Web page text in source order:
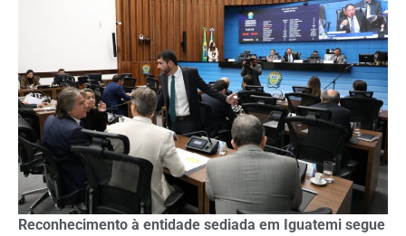
Reconhecimento à entidade sediada em Iguatemi segue